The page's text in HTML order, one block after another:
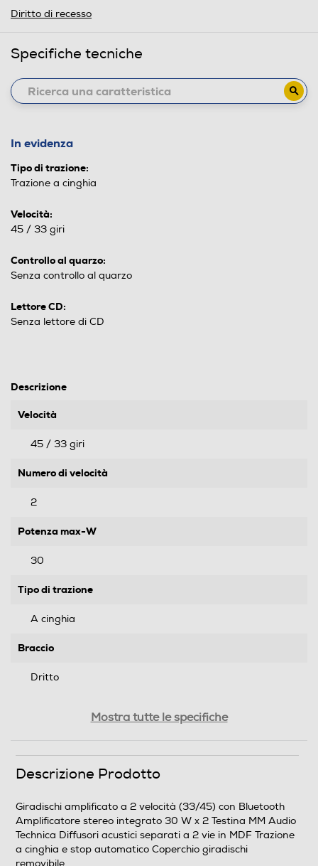
Diritto di recesso
Specifiche tecniche
In evidenza
Tipo di trazione:
Trazione a cinghia
Velocità:
45 / 33 giri
Controllo al quarzo:
Senza controllo al quarzo
Lettore CD:
Senza lettore di CD
Descrizione
Velocità
45 / 33 giri
Numero di velocità
2
Potenza max-W
30
Tipo di trazione
A cinghia
Braccio
Dritto
Memory card reader
Mostra tutte le specifiche
Descrizione Prodotto
Giradischi amplificato a 2 velocità (33/45) con Bluetooth
Amplificatore stereo integrato 30 W x 2 Testina MM Audio
Technica Diffusori acustici separati a 2 vie in MDF Trazione
a cinghia e stop automatico Coperchio giradischi
removibile